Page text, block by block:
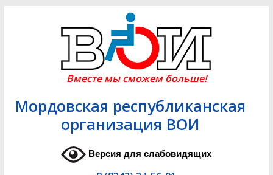
Вместе мы сможем больше!
Мордовская республиканская
организация ВОИ
Версия для слабовидящих